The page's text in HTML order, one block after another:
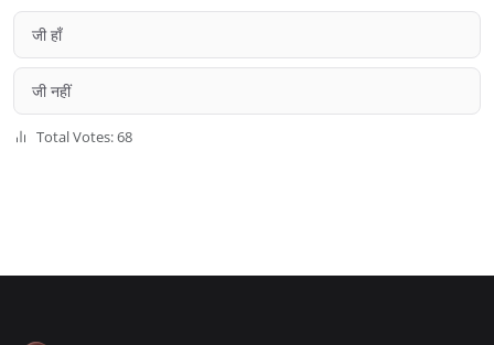
जी हाँ
जी नहीं
Total Votes: 68